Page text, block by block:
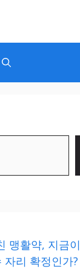
맹활약, 지금이
자리 확정인가?